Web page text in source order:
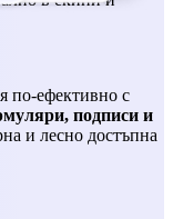
по-ефективно с
подписи и
и лесно достъпна